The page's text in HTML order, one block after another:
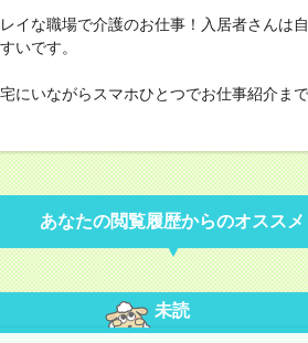
イな職場で介護のお仕事！入居者さんは
いです。
にいながらスマホひとつでお仕事紹介ま
あなたの閲覧履歴からのオススメ
未読